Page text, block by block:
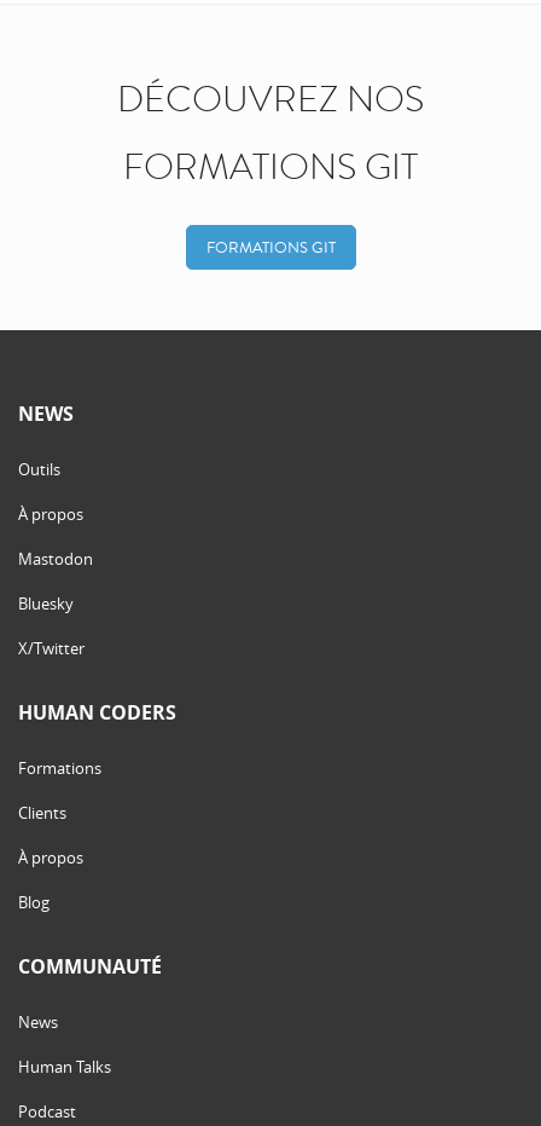
DÉCOUVREZ NOS
FORMATIONS GIT
FORMATIONS GIT
NEWS
Outils
À propos
Mastodon
Bluesky
X/Twitter
HUMAN CODERS
Formations
Clients
À propos
Blog
COMMUNAUTÉ
News
Human Talks
Podcast